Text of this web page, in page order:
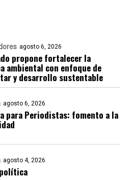
agosto 6, 2026
propone fortalecer la
ambiental con enfoque de
y desarrollo sustentable
agosto 6, 2026
para Periodistas: fomento a la
agosto 4, 2026